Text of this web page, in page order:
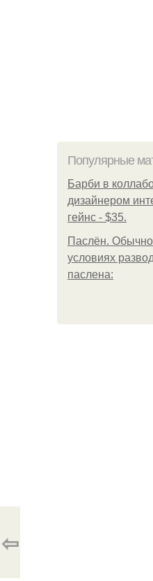
Популярные
Барби в
дизайнером
гейнс - $35.
Паслён.
условиях
паслена:
⇦